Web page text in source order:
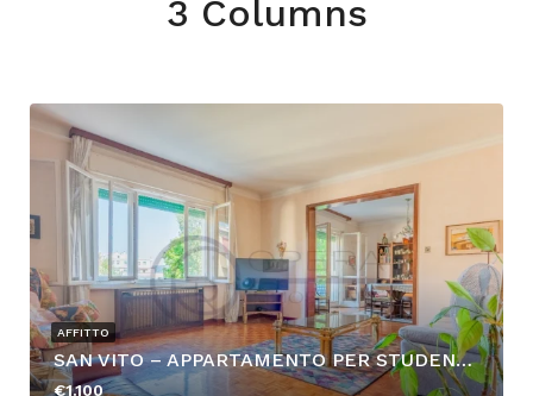
3 Columns
SAN VITO – APPARTAMENTO PER STUDENTI CON POSTO AUTO
€1.100
AFFITTO